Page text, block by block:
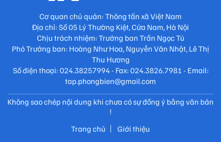
Cơ quan chủ quản: Thông tấn xã Việt Nam
Địa chỉ: Số 05 Lý Thường Kiệt, Cửa Nam, Hà Nội
Chịu trách nhiệm: Trưởng ban Trần Ngọc Tú
Phó Trưởng ban: Hoàng Như Hoa, Nguyễn Văn Nhật, Lê Thị
Thu Hương
Số điện thoại: 024.38257994 - Fax: 024.3826.7981 - Email:
tap.phongbien@gmail.com
Không sao chép nội dung khi chưa có sự đồng ý bằng văn bản
!
Trang chủ
Giới thiệu